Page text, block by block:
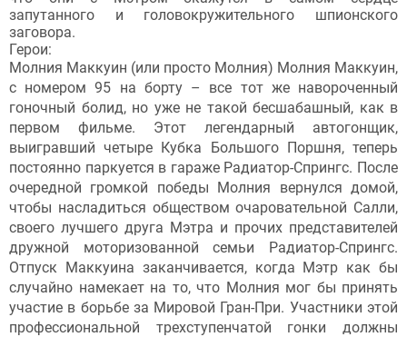
запутанного и головокружительного шпионского
заговора.
Герои:
Молния Маккуин (или просто Молния) Молния Маккуин,
с номером 95 на борту – все тот же навороченный
гоночный болид, но уже не такой бесшабашный, как в
первом фильме. Этот легендарный автогонщик,
выигравший четыре Кубка Большого Поршня, теперь
постоянно паркуется в гараже Радиатор-Спрингс. После
очередной громкой победы Молния вернулся домой,
чтобы насладиться обществом очаровательной Салли,
своего лучшего друга Мэтра и прочих представителей
дружной моторизованной семьи Радиатор-Спрингс.
Отпуск Маккуина заканчивается, когда Мэтр как бы
случайно намекает на то, что Молния мог бы принять
участие в борьбе за Мировой Гран-При. Участники этой
профессиональной трехступенчатой гонки должны